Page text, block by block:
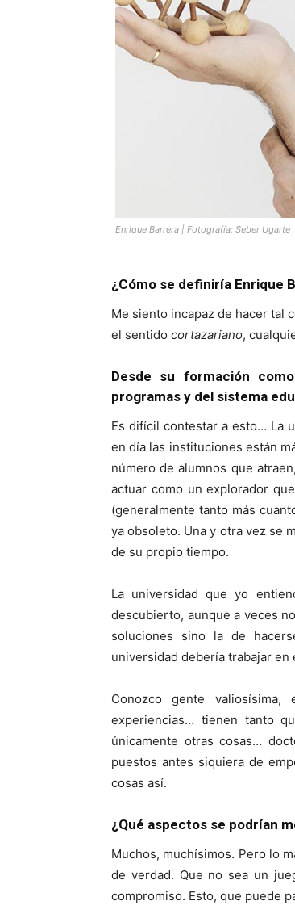
Enrique Barrera | Fotografía: Seber Ugarte
¿Cómo se definiría Enrique
Me siento incapaz de hacer tal
el sentido cortazariano,
Desde su formación
programas y del sistema
Es difícil contestar a esto… La
en día las instituciones están
número de alumnos que
actuar como un explorador
(generalmente tanto más
ya obsoleto. Una y otra vez se
de su propio tiempo.
La universidad que yo
descubierto, aunque a veces
soluciones sino la de
universidad debería trabajar
Conozco gente
experiencias… tienen tanto
únicamente otras cosas…
puestos antes siquiera de
cosas así.
¿Qué aspectos se podrían
Muchos, muchísimos. Pero lo
de verdad. Que no sea un
compromiso. Esto, que puede